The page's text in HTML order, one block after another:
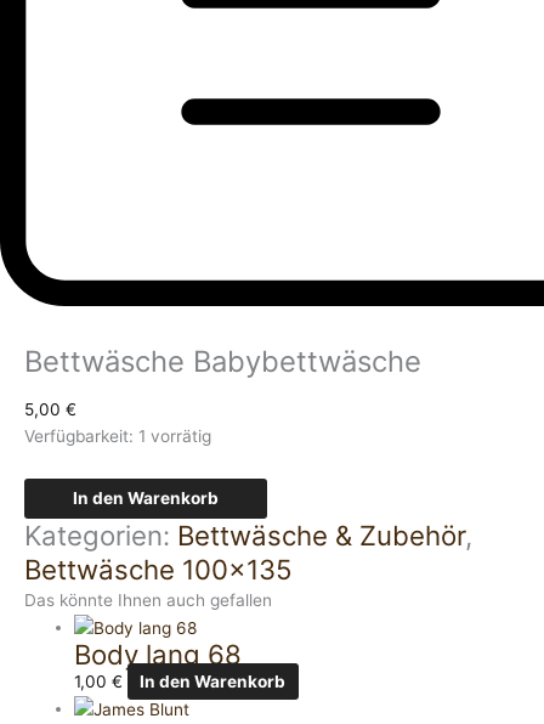
Bettwäsche Babybettwäsche
5,00 €
Verfügbarkeit: 1 vorrätig
In den Warenkorb
Kategorien: Bettwäsche & Zubehör,
Bettwäsche 100x135
Das könnte Ihnen auch gefallen
Body lang 68
1,00€ In den Warenkorb